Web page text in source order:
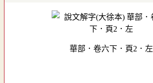
華部．卷六下．頁2．左